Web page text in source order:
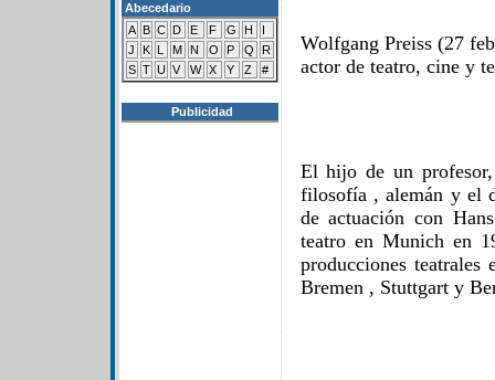
Abecedario
A B C D E F G H
I
J
K L M N O P Q
R
S T U V W X Y Z #
Publicidad
Wolfgang Preiss (27
actor de teatro, cine y
El hijo de un
filosofía , alemán y el
de actuación con
teatro en Munich en
producciones
Bremen , Stuttgart y